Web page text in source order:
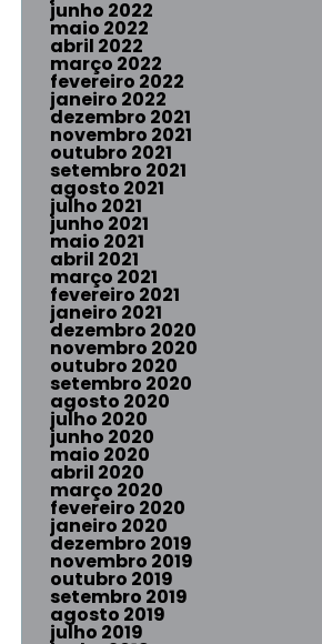
junho 2022
maio 2022
abril 2022
março 2022
fevereiro 2022
janeiro 2022
dezembro 2021
novembro 2021
outubro 2021
setembro 2021
agosto 2021
julho 2021
junho 2021
maio 2021
abril 2021
março 2021
fevereiro 2021
janeiro 2021
dezembro 2020
novembro 2020
outubro 2020
setembro 2020
agosto 2020
julho 2020
junho 2020
maio 2020
abril 2020
março 2020
fevereiro 2020
janeiro 2020
dezembro 2019
novembro 2019
outubro 2019
setembro 2019
agosto 2019
julho 2019